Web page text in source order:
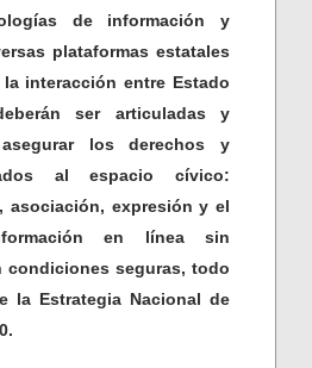
de información y
plataformas estatales
interacción entre Estado
ser articuladas y
los derechos y
al espacio cívico:
asociación, expresión y el
en línea sin
condiciones seguras, todo
la Estrategia Nacional de